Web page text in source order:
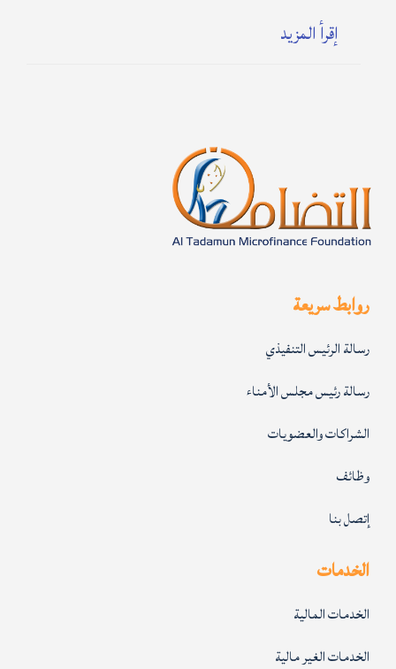
إقرأ المزيد
روابط سريعة
رسالة الرئيس التنفيذي
رسالة رئيس مجلس الأمناء
الشراكات والعضويات
وظائف
إتصل بنا
الخدمات
الخدمات المالية
الخدمات الغير مالية